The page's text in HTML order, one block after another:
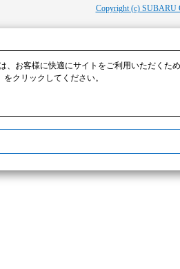
Copyright (c) SUBARU
、お客様に快適にサイトをご利用いただく
クリックしてください。​